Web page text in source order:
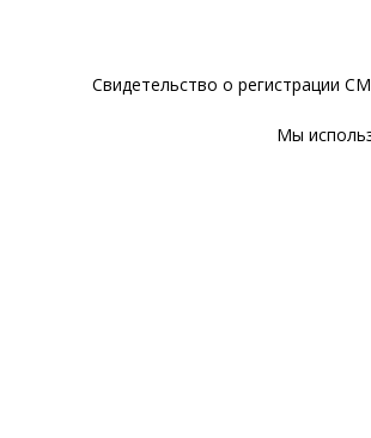
Свидетельство о регистрации
Мы